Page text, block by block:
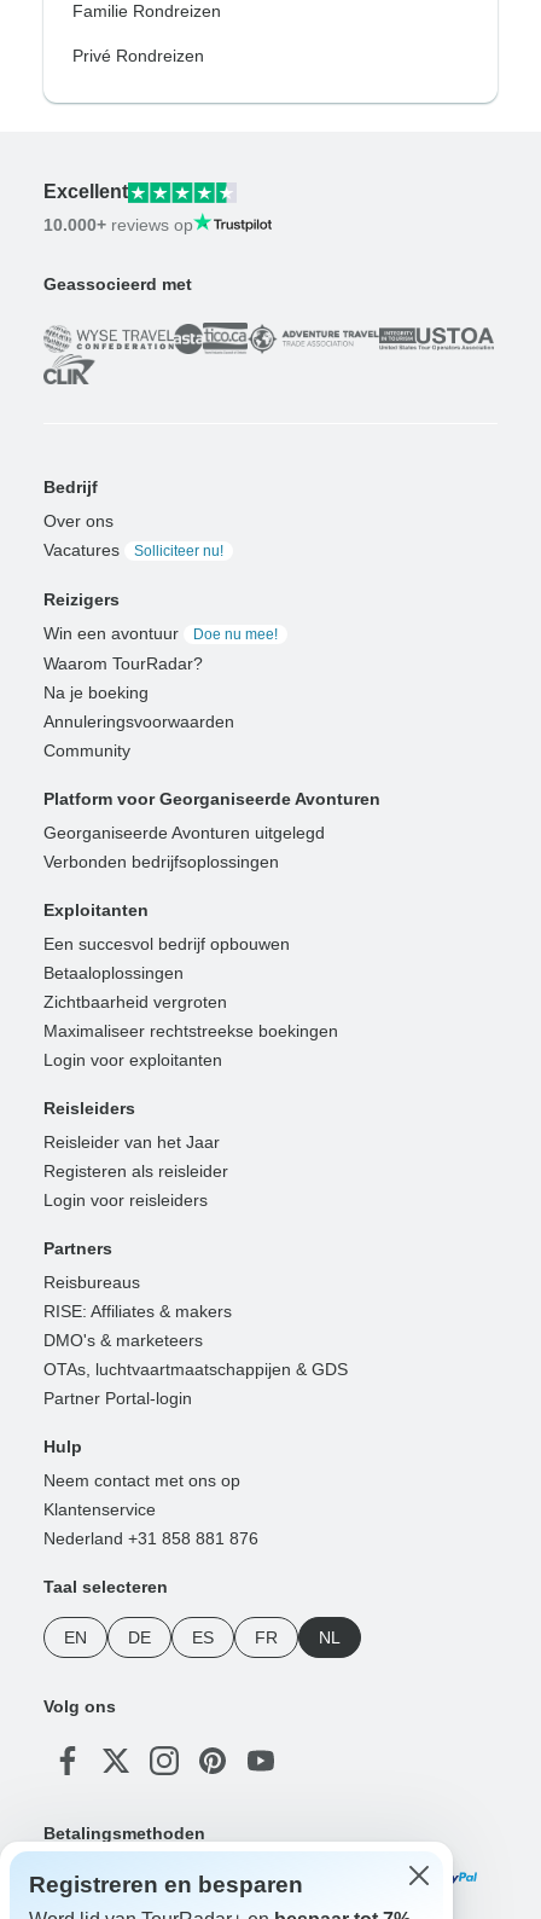
Familie Rondreizen
Privé Rondreizen
Excellent
10.000+ reviews op
Geassocieerd met
Bedrijf
Over ons
Vacatures
Solliciteer nu!
Reizigers
Win een avontuur
Doe nu mee!
Waarom TourRadar?
Na je boeking
Annuleringsvoorwaarden
Community
Platform voor Georganiseerde Avonturen
Georganiseerde Avonturen uitgelegd
Verbonden bedrijfsoplossingen
Exploitanten
Een succesvol bedrijf opbouwen
Betaaloplossingen
Zichtbaarheid vergroten
Maximaliseer rechtstreekse boekingen
Login voor exploitanten
Reisleiders
Reisleider van het Jaar
Registeren als reisleider
Login voor reisleiders
Partners
Reisbureaus
RISE: Affiliates & makers
DMO's & marketeers
OTAs, luchtvaartmaatschappijen & GDS
Partner Portal-login
Hulp
Neem contact met ons op
Klantenservice
Nederland +31 858 881 876
Taal selecteren
EN DE ES FR NL
Volg ons
Betalingsmethoden
Registreren en besparen